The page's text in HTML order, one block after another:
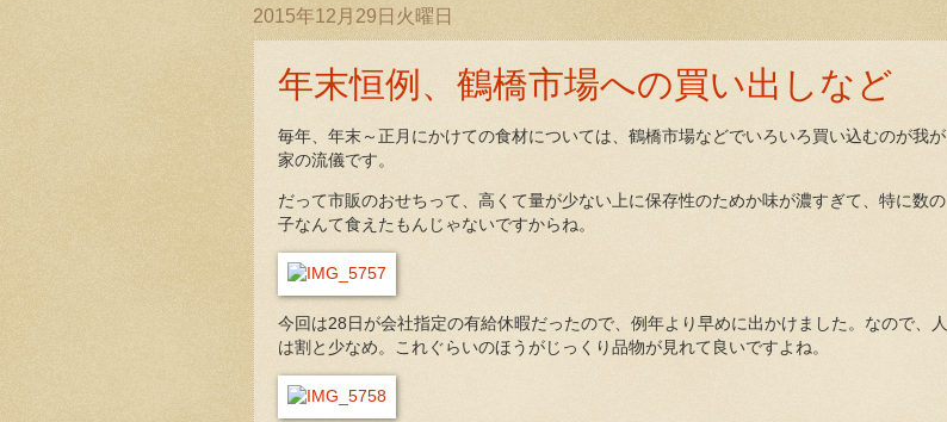
2015年12月29日火曜日
年末恒例、鶴橋市場への買い出しなど
毎年、年末～正月にかけての食材については、鶴橋市場などでいろいろ買い込むのが我が
家の流儀です。
だって市販のおせちって、高くて量が少ない上に保存性のためか味が濃すぎて、特に数の
子なんて食えたもんじゃないですからね。
今回は28日が会社指定の有給休暇だったので、例年より早めに出かけました。なので、人
は割と少なめ。これぐらいのほうがじっくり品物が見れて良いですよね。